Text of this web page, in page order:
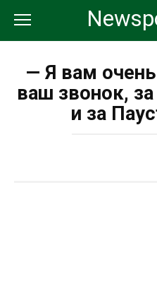
контенту
— Я вам очень
ваш звонок,
и за